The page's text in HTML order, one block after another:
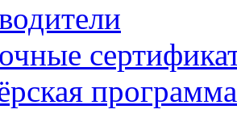
программа